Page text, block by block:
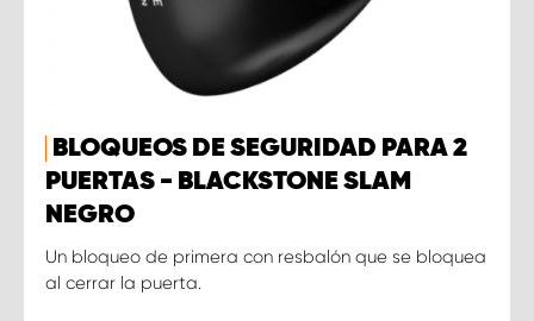
BLOQUEOS DE SEGURIDAD PARA 2
PUERTAS - BLACKSTONE SLAM
NEGRO
Un bloqueo de primera con resbalón que se bloquea
al cerrar la puerta.